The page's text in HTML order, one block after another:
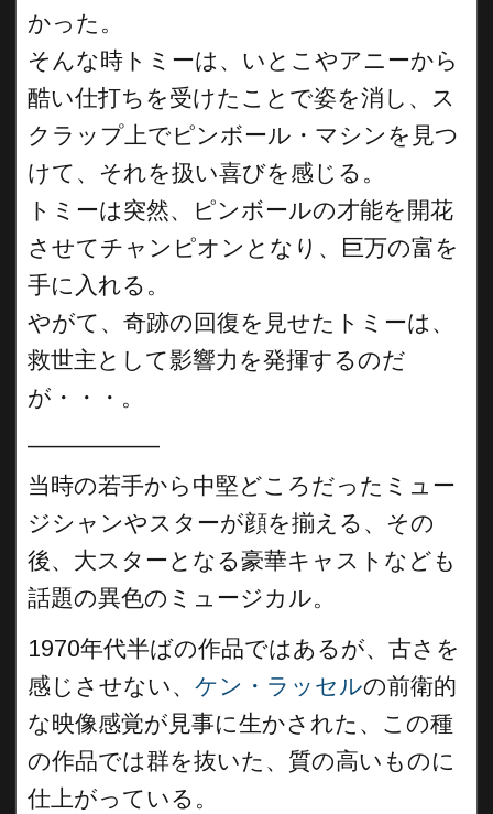
かった。
そんな時トミーは、いとこやアニーから
酷い仕打ちを受けたことで姿を消し、ス
クラップ上でピンボール・マシンを見つ
けて、それを扱い喜びを感じる。
トミーは突然、ピンボールの才能を開花
させてチャンピオンとなり、巨万の富を
手に入れる。
やがて、奇跡の回復を見せたトミーは、
救世主として影響力を発揮するのだ
が・・・。
当時の若手から中堅どころだったミュー
ジシャンやスターが顔を揃える、その
後、大スターとなる豪華キャストなども
話題の異色のミュージカル。
1970年代半ばの作品ではあるが、古さを
感じさせない、 ケン・ラッセルの前衛的
な映像感覚が見事に生かされた、この種
の作品では群を抜いた、質の高いものに
仕上がっている。